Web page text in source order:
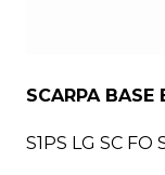
SCARPA BASE
S1PS LG SC FO